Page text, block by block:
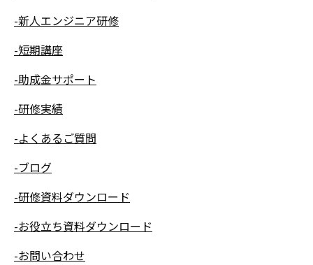
-新人エンジニア研修
-短期講座
-助成金サポート
-研修実績
-よくあるご質問
-ブログ
-研修資料ダウンロード
-お役立ち資料ダウンロード
-お問い合わせ